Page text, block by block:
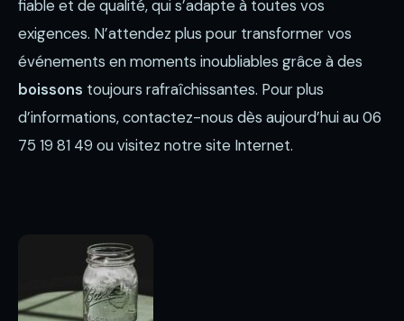
fiable et de qualité, qui s’adapte à toutes vos
exigences. N’attendez plus pour transformer vos
événements en moments inoubliables grâce à des
boissons toujours rafraîchissantes. Pour plus
d’informations, contactez-nous dès aujourd’hui au 06
75 19 81 49 ou visitez notre site Internet.